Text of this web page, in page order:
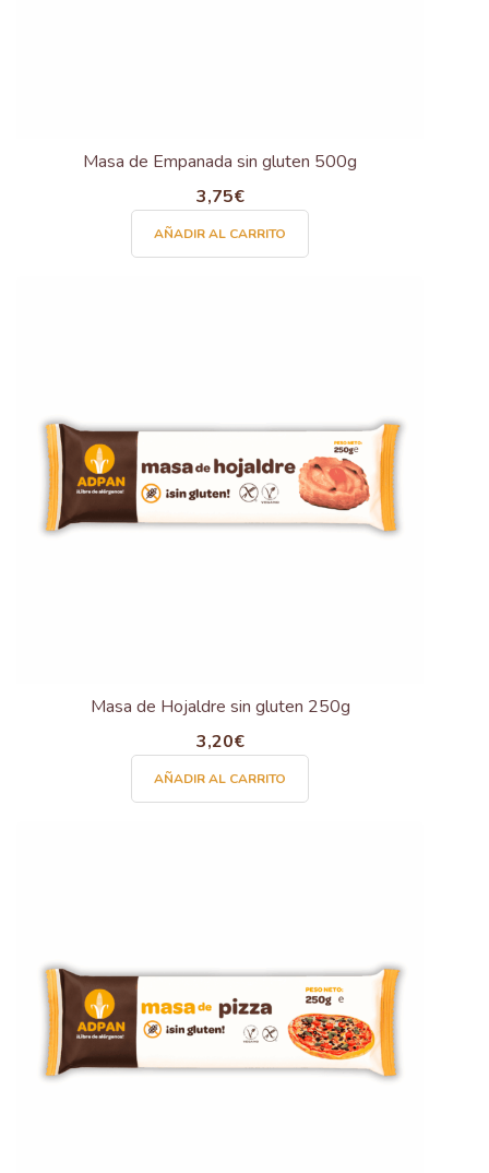
Masa de Empanada sin gluten 500g
3,75€
AÑADIR AL CARRITO
Masa de Hojaldre sin gluten 250g
3,20€
AÑADIR AL CARRITO